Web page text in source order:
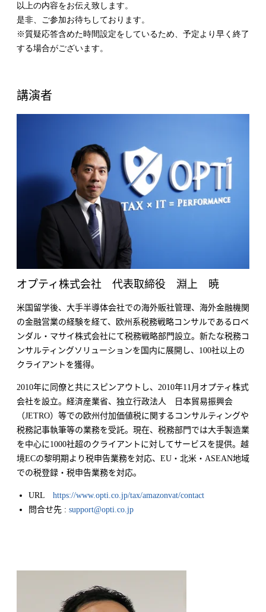
以上の内容をお伝え致します。
是非、ご参加お待ちしております。
※質疑応答含めた時間設定をしているため、予定より早く終了
する場合がございます。
講演者
オプティ株式会社 代表取締役 淵上 暁
米国留学後、大手半導体会社での海外販社管理、海外金融機関
の金融営業の経験を経て、
欧州系税務戦略コンサルであるロベ
ンダル・マサイ株式会社にて税務戦略部門設立。 新たな税務コ
ンサルティングソリューションを国内に展開し、100社以上の
クライアントを獲得。
2010年に同僚と共にスピンアウトし、2010年11月オプティ株式
会社を設立。経済産業省、独立行政法人 日本貿易振興会
（JETRO）等での欧州付加価値税に関するコンサルティングや
税務記事執筆等の業務を受託。現在、税務部門では大手製造業
を中心に1000社超のクライアントに対してサービスを提供。越
境ECの黎明期より税申告業務を対応、EU・北米・ASEAN地域
での税登録・税申告業務を対応。
URL https://www.opti.co.jp/tax/amazonvat/contact
問合せ先 : support@opti.co.jp